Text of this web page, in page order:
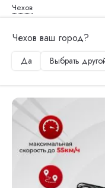
Чехов
Чехов ваш город?
Да Выбрать
Главная
Купить